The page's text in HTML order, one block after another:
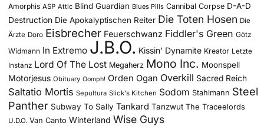
Amorphis ASP Attic Blind Guardian Blues Pills Cannibal Corpse D-A-D
Destruction Die Apokalyptischen Reiter Die Toten Hosen Die
Ärzte Doro Eisbrecher Feuerschwanz Fiddler's Green Götz
Widmann In Extremo J.B.O. Kissin' Dynamite Kreator Letzte
Instanz Lord Of The Lost Megaherz Mono Inc. Moonspell
Motorjesus Obituary Oomph! Orden Ogan Overkill Sacred Reich
Saltatio Mortis Sepultura Slick's Kitchen Sodom Stahlmann Steel
Panther Subway To Sally Tankard Tanzwut The Traceelords
U.D.O. Van Canto Winterland Wise Guys